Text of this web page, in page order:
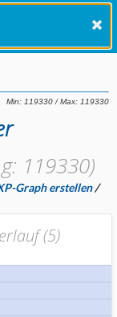
119330)
Graph erstellen/
(5)